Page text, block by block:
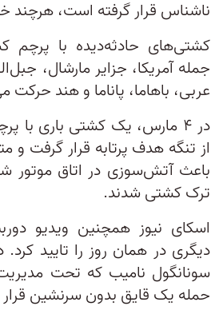
ناشناس قرار گرفته است، هرچند
کشتی‌های حادثه‌دیده با پرچم
جمله آمریکا، جزایر مارشال،
عربی، باهاما، پاناما و هند حرکت
در ۴ مارس، یک کشتی باری با
از تنگه هدف پرتابه قرار گرفت
باعث آتش‌سوزی در اتاق موتور
ترک کشتی شدند.
اسکای نیوز همچنین ویدیو
دیگری در همان روز را تایید
سونانگول نامیب که تحت
حمله یک قایق بدون سرنشین